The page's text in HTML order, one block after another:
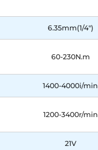
6.35mm(1/4")
60-230N.m
1400-4000i/min
1200-3400r/min
21V